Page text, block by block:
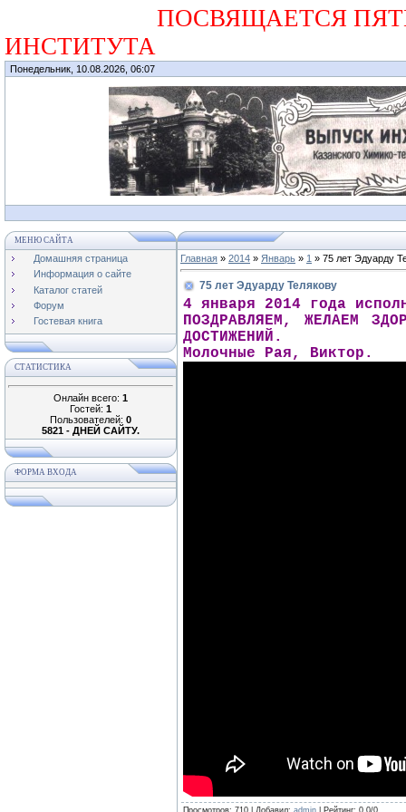
ПОСВЯЩАЕТСЯ
ИНСТИТУТА
Понедельник, 10.08.2026, 06:07
МЕНЮ САЙТА
Домашняя страница
Информация о сайте
Каталог статей
Форум
Гостевая книга
СТАТИСТИКА
Онлайн всего: 1
Гостей: 1
Пользователей: 0
5821 - ДНЕЙ САЙТУ.
ФОРМА ВХОДА
Главная » 2014 » Январь » 1 » 75 лет Эдуарду
75 лет Эдуарду Телякову
4 января 2014 года
ПОЗДРАВЛЯЕМ, ЖЕЛАЕМ
ДОСТИЖЕНИЙ.
Молочные Рая, Виктор.
Просмотров: 710 | Добавил: admin Рейтинг: 0.0/0